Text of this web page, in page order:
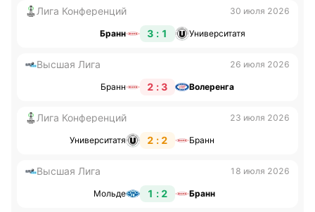
Лига Конференций 30 июля 2026
Бранн 3 : 1 Университатя
Высшая Лига 26 июля 2026
Бранн 2 : 3 Волеренга
Лига Конференций 23 июля 2026
Университатя 2 : 2 Бранн
Высшая Лига 18 июля 2026
Мольде 1 : 2 Бранн